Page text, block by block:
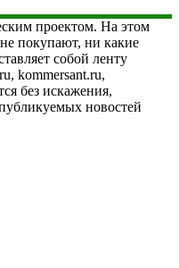
проектом. На этом
покупают, ни какие
собой ленту
kommersant.ru,
без искажения,
публикуемых новостей